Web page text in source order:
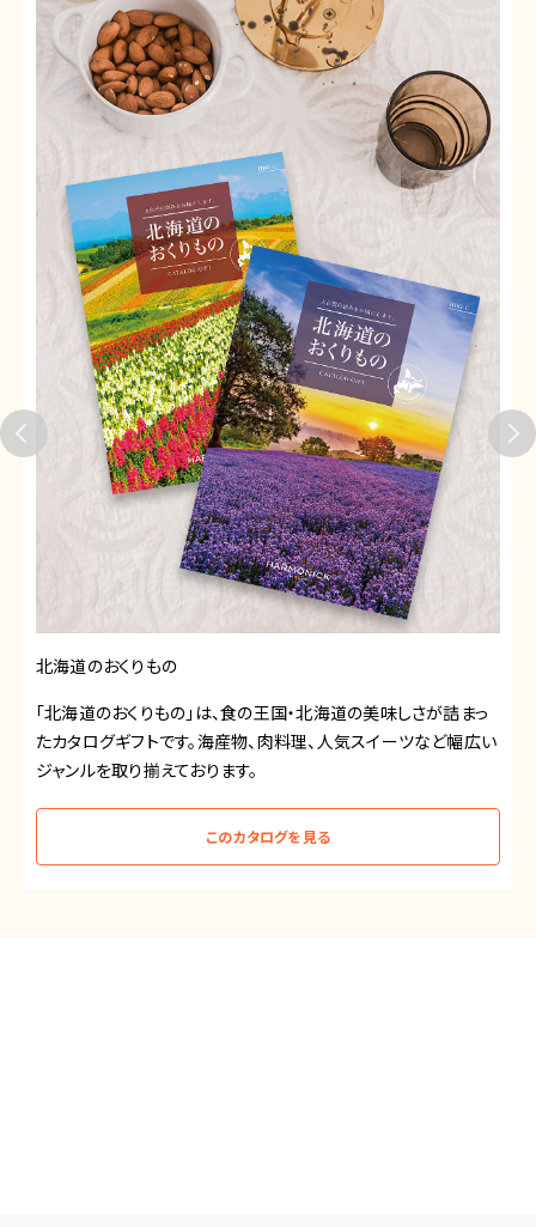
北海道のおくりもの
「北海道のおくりもの」は、食の王国・北海道の美味しさが詰まっ
たカタログギフトです。海産物、肉料理、人気スイーツなど幅広い
ジャンルを取り揃えております。
このカタログを見る